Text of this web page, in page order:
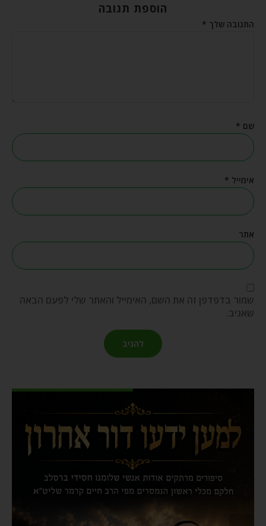
הוספת תגובה
התגובה שלך *
שם *
אימייל *
אתר
שמור בדפדפן זה את השם, האימייל והאתר שלי לפעם הבאה
שאגיב.